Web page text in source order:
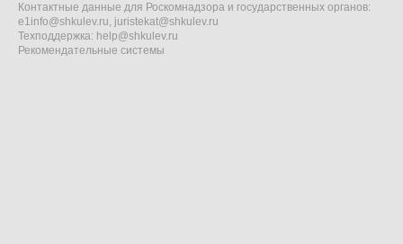
Контактные данные для Роскомнадзора и государственных органов:
e1info@shkulev.ru, juristekat@shkulev.ru
Техподдержка: help@shkulev.ru
Рекомендательные системы